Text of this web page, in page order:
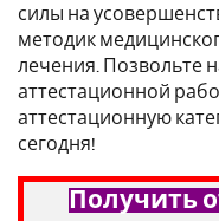
силы на
методик
лечения. Позвольте
аттестационной
аттестационную
сегодня!
Получить